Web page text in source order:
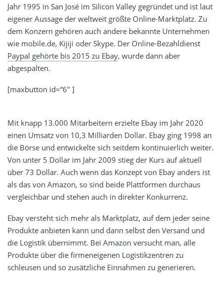
Jahr 1995 in San José im Silicon Valley gegründet und ist laut
eigener Aussage der weltweit größte Online-Marktplatz. Zu
dem Konzern gehören auch andere bekannte Unternehmen
wie mobile.de, Kijiji oder Skype. Der Online-Bezahldienst
Paypal gehörte bis 2015 zu Ebay, wurde dann aber
abgespalten.
[maxbutton id=“6″ ]
Mit knapp 13.000 Mitarbeitern erzielte Ebay im Jahr 2020
einen Umsatz von 10,3 Milliarden Dollar. Ebay ging 1998 an
die Börse und entwickelte sich seitdem kontinuierlich weiter.
Von unter 5 Dollar im Jahr 2009 stieg der Kurs auf aktuell
über 73 Dollar. Auch wenn das Konzept von Ebay anders ist
als das von Amazon, so sind beide Plattformen durchaus
vergleichbar und stehen auch in direkter Konkurrenz.
Ebay versteht sich mehr als Marktplatz, auf dem jeder seine
Produkte anbieten kann und dann selbst den Versand und
die Logistik übernimmt. Bei Amazon versucht man, alle
Produkte über die firmeneigenen Logistikzentren zu
schleusen und so zusätzliche Einnahmen zu generieren.